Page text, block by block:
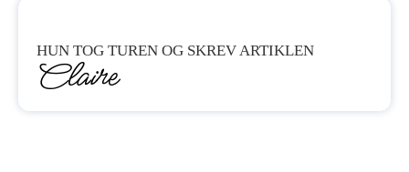
HUN TOG TUREN OG SKREV ARTIKLEN
Claire